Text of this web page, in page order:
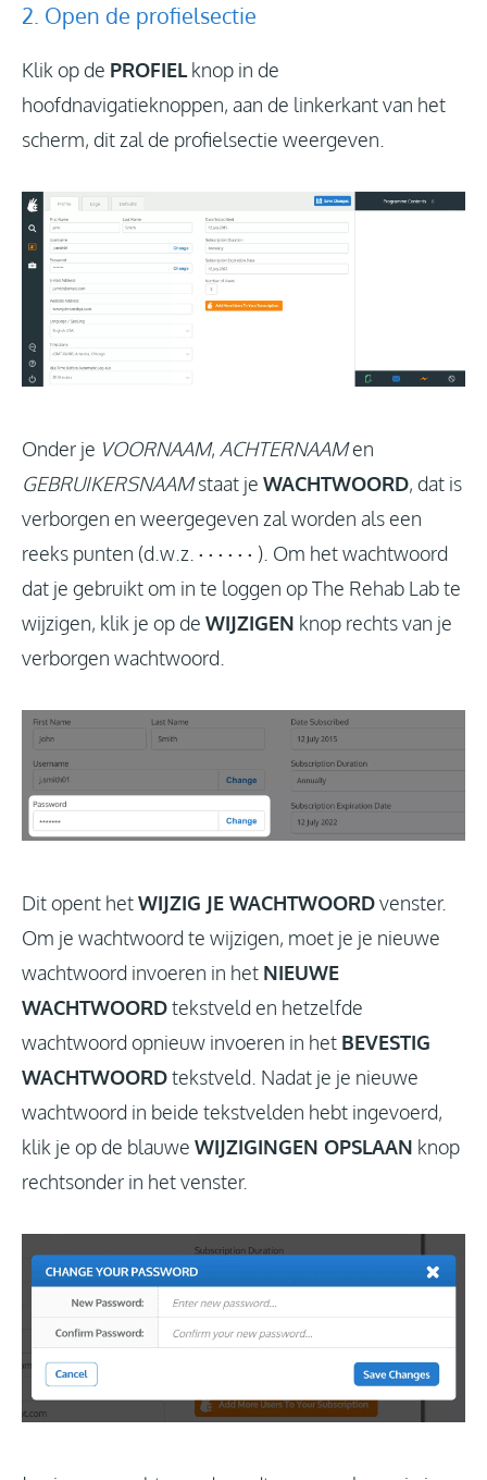
2. Open de profielsectie
Klik op de PROFIELknop in de
hoofdnavigatieknoppen, aan de linkerkant van het
scherm, dit zal de profielsectie weergeven.
Onder je VOORNAAM, ACHTERNAAMen
GEBRUIKERSNAAMstaat jeWACHTWOORD, dat is
verborgen en weergegeven zal worden als een
reeks punten (d.w.z.· · · · · · ). Om het wachtwoord
dat je gebruikt om in te loggen op The Rehab Lab te
wijzigen, klik je op deWIJZIGEN knop rechts van je
verborgen wachtwoord.
Dit opent hetWIJZIG JE WACHTWOORDvenster.
Om je wachtwoord te wijzigen, moet je je nieuwe
wachtwoord invoeren in het NIEUWE
WACHTWOORDtekstveld en hetzelfde
wachtwoord opnieuw invoeren in het BEVESTIG
WACHTWOORDtekstveld. Nadat je je nieuwe
wachtwoord in beide tekstvelden hebt ingevoerd,
klik je op de blauweWIJZIGINGEN OPSLAAN knop
rechtsonder in het venster.